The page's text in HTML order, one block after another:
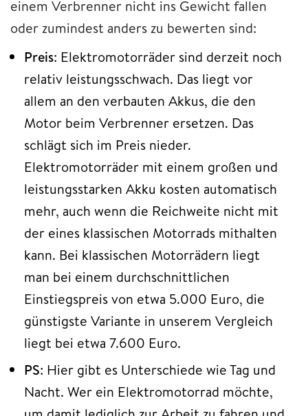
einem Verbrenner nicht ins Gewicht fallen
oder zumindest anders zu bewerten sind:
Preis: Elektromotorräder sind derzeit noch
relativ leistungsschwach. Das liegt vor
allem an den verbauten Akkus, die den
Motor beim Verbrenner ersetzen. Das
schlägt sich im Preis nieder.
Elektromotorräder mit einem großen und
leistungsstarken Akku kosten automatisch
mehr, auch wenn die Reichweite nicht mit
der eines klassischen Motorrads mithalten
kann. Bei klassischen Motorrädern liegt
man bei einem durchschnittlichen
Einstiegspreis von etwa 5.000 Euro, die
günstigste Variante in unserem Vergleich
liegt bei etwa 7.600 Euro.
PS: Hier gibt es Unterschiede wie Tag und
Nacht. Wer ein Elektromotorrad möchte,